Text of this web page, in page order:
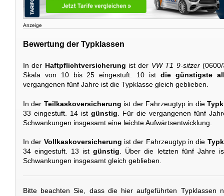
Anzeige
Bewertung der Typklassen
In der Haftpflichtversicherung ist der VW T1 9-sitzer
Skala von 10 bis 25 eingestuft. 10 ist die günstigste
vergangenen fünf Jahre ist die Typklasse gleich geblieben.
In der Teilkaskoversicherung ist der Fahrzeugtyp in die
33 eingestuft. 14 ist günstig . Für die vergangenen fünf
Schwankungen insgesamt eine leichte Aufwärtsentwicklung.
In der Vollkaskoversicherung ist der Fahrzeugtyp in die
34 eingestuft. 13 istgünstig. Über die letzten fünf Jahre
Schwankungen insgesamt gleich geblieben.
Bitte beachten Sie, dass die hier aufgeführten Typklassen